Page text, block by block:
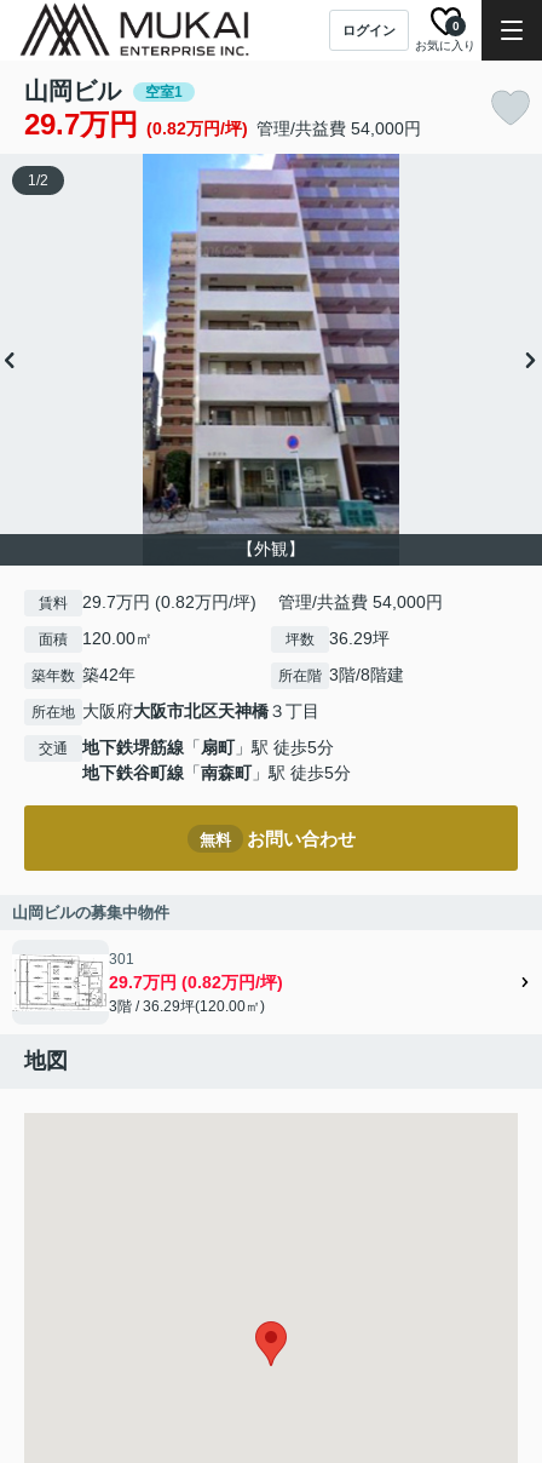
ログイン
お気に入り
0
山岡ビル 空室1
29.7万円 (0.82万円/坪) 管理/共益費 54,000円
【外観】
1/2
賃料 29.7万円 (0.82万円/坪) 管理/共益費 54,000円
面積 120.00㎡ 坪数 36.29坪
築年数 築42年 所在階 3階/8階建
所在地 大阪府大阪市北区天神橋３丁目
交通 地下鉄堺筋線 「扇町」駅 徒歩5分
地下鉄谷町線 「南森町」駅 徒歩5分
無料 お問い合わせ
山岡ビルの募集中物件
301
29.7万円 (0.82万円/坪)
3階 / 36.29坪(120.00㎡)
地図